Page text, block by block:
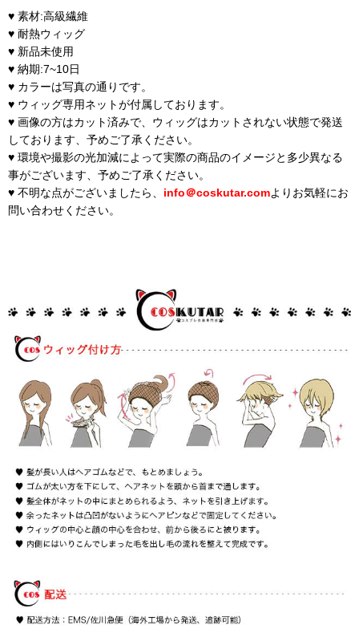
♥ 素材:高級繊維
♥ 耐熱ウィッグ
♥ 新品未使用
♥ 納期:7~10日
♥ カラーは写真の通りです。
♥ ウィッグ専用ネットが付属しております。
♥ 画像の方はカット済みで、ウィッグはカットされない状態で発送
しております、予めご了承ください。
♥ 環境や撮影の光加減によって実際の商品のイメージと多少異なる
事がございます、予めご了承ください。
♥ 不明な点がございましたら、 info＠coskutar.comよりお気軽にお
問い合わせください。